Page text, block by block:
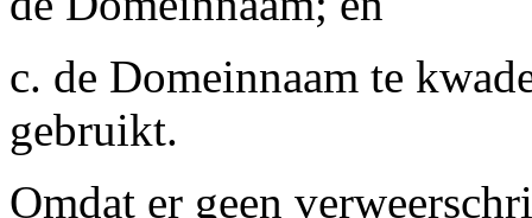
c. de Domeinnaam te
gebruikt.
Omdat er geen